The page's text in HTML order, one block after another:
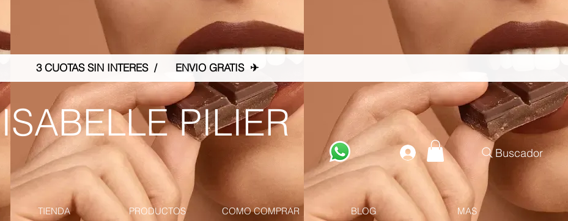
3 CUOTAS SIN INTERES / ENVIO GRATIS ✈
ISABELLE PILIER
Buscador
TIENDA PRODUCTOS COMO COMPRAR BLOG MAS